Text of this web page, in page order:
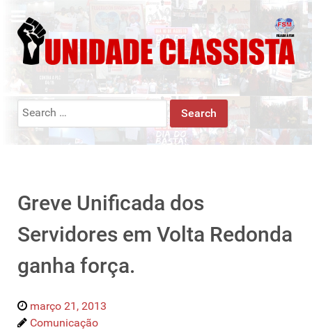
Search
Greve Unificada dos
Servidores em Volta Redonda
ganha força.
março 21, 2013
Comunicação